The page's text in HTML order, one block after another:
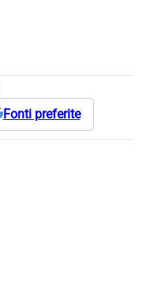
Fonti preferite